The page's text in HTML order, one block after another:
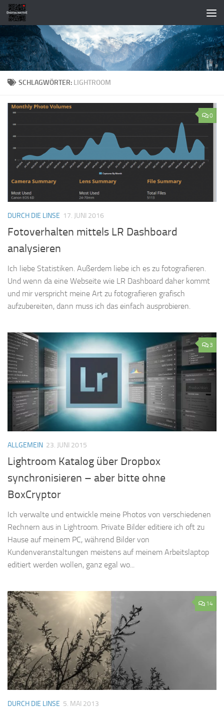
Zum Inhalt springen
SCHLAGWÖRTER: LIGHTROOM
0
DURCH DIE LINSE 17. JUNI 2016
Fotoverhalten mittels LR Dashboard
analysieren
Ich liebe Statistiken. Außerdem liebe ich es zu fotografieren.
Und wenn da eine Webseite wie LR Dashboard daher kommt
und mir verspricht meine Art zu fotografieren grafisch
aufzubereiten, dann muss ich das einfach ausprobieren.
3
ALLGEMEIN 23. JUNI 2015
Lightroom Katalog über Dropbox
synchronisieren – aber bitte ohne
BoxCryptor
Ich verwalte und entwickle meine Photos von verschiedenen
Rechnern aus in Lightroom. Private Bilder editiere ich oft zu
Hause auf meinem PC, während Bilder von
Kundenveranstaltungen meistens auf meinem Arbeitslaptop
editiert werden wollen, ganz egal wo...
14
DURCH DIE LINSE 5. MAI 2013